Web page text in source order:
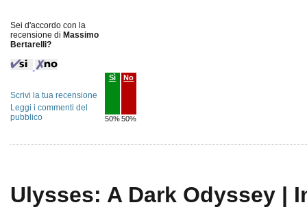
Sei d'accordo con la
recensione di Massimo
Bertarelli?
Sì
50%
No
50%
Scrivi la tua recensione
Leggi i commenti del
pubblico
Ulysses: A Dark Odyssey |